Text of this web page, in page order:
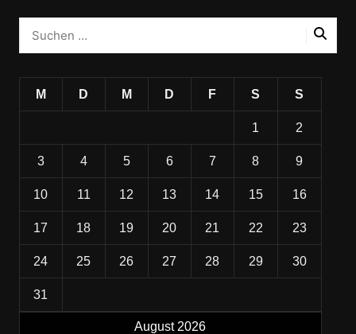
August 2026
M D M D F S S
1 2
3 4 5 6 7 8 9
10 11 12 13 14 15 16
17 18 19 20 21 22 23
24 25 26 27 28 29 30
31